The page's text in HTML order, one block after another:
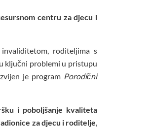
centru za djecu i
roditeljima s
ključni problemi u pristupu
je program Porodični
i poboljšanje kvaliteta
za djecu i roditelje,